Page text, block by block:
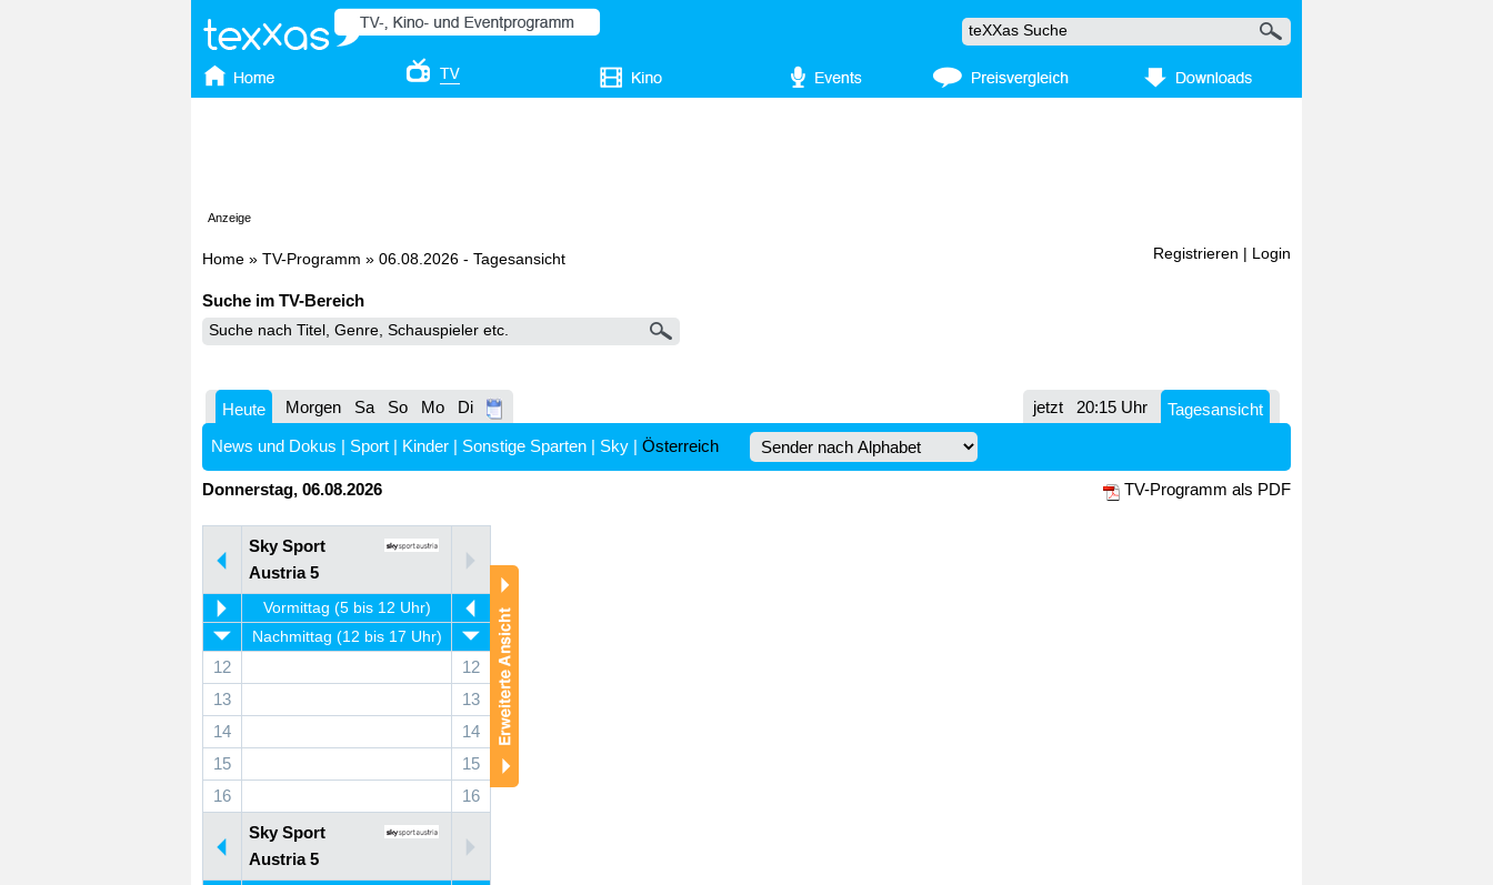
Anzeige
Home » TV-Programm » 06.08.2026 - Tagesansicht Registrieren Login
Suche im TV-Bereich
Heute Morgen Sa So Mo Di jetzt 20:15 Uhr
Tagesansicht
News und Dokus | Sport | Kinder | Sonstige Sparten | Sky | Österreich
Donnerstag, 06.08.2026 TV-Programm als PDF
Sky Sport
Austria 5
Vormittag (5 bis 12 Uhr)
Nachmittag (12 bis 17 Uhr)
12
12
13
13
14
14
15
15
16
16
Sky Sport
Austria 5